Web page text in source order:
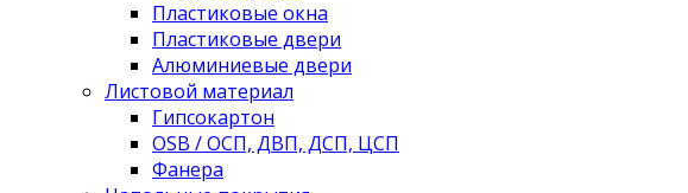
Пластиковые окна
Пластиковые двери
Алюминиевые двери
Листовой материал
Гипсокартон
OSB / ОСП, ДВП, ДСП, ЦСП
Фанера